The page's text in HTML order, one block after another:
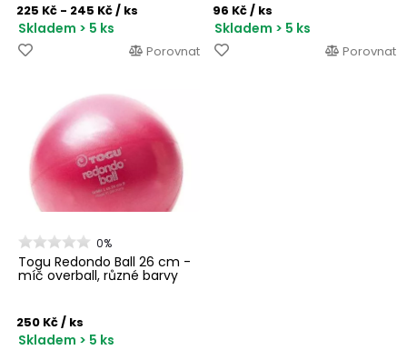
225 Kč - 245 Kč/ ks
Skladem > 5 ks
Porovnat
96 Kč/ ks
Skladem > 5 ks
Porovnat
0%
Togu Redondo Ball 26 cm -
míč overball, různé barvy
250 Kč/ ks
Skladem > 5 ks